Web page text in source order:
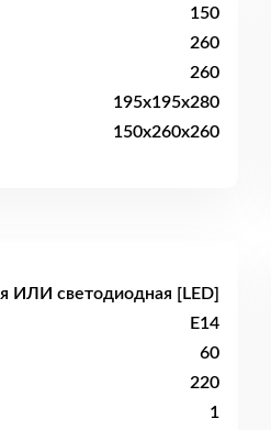
150
260
260
195x195x280
150x260x260
ИЛИ светодиодная [LED]
E14
60
220
1